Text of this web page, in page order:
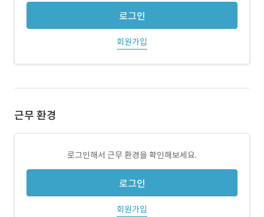
로그인
회원가입
근무 환경
로그인해서 근무 환경을 확인해보세요.
로그인
회원가입